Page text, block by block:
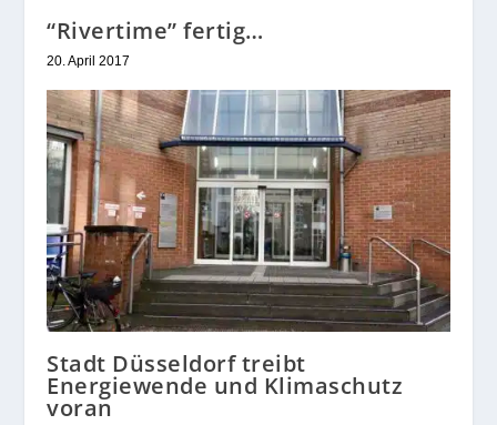
“Rivertime” fertig…
20. April 2017
Stadt Düsseldorf treibt
Energiewende und Klimaschutz
voran